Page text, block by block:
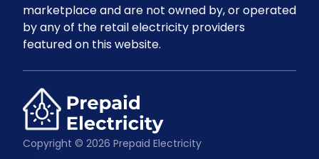
marketplace and are not owned by, or operated
by any of the retail electricity providers
featured on this website.
Copyright © 2026 Prepaid Electricity